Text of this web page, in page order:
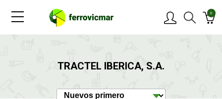
0
TRACTEL IBERICA, S.A.